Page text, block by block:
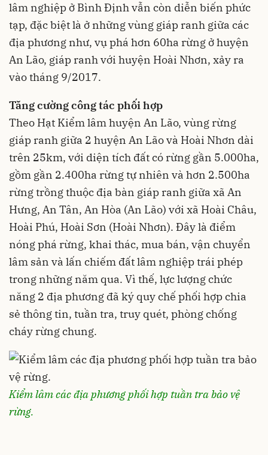
lâm nghiệp ở Bình Định vẫn còn diễn biến phức
tạp, đặc biệt là ở những vùng giáp ranh giữa các
địa phương như, vụ phá hơn 60ha rừng ở huyện
An Lão, giáp ranh với huyện Hoài Nhơn, xảy ra
vào tháng 9/2017.
Tăng cường công tác phối hợp
Theo Hạt Kiểm lâm huyện An Lão, vùng rừng
giáp ranh giữa 2 huyện An Lão và Hoài Nhơn dài
trên 25km, với diện tích đất có rừng gần 5.000ha,
gồm gần 2.400ha rừng tự nhiên và hơn 2.500ha
rừng trồng thuộc địa bàn giáp ranh giữa xã An
Hưng, An Tân, An Hòa (An Lão) với xã Hoài Châu,
Hoài Phú, Hoài Sơn (Hoài Nhơn). Đây là điểm
nóng phá rừng, khai thác, mua bán, vận chuyển
lâm sản và lấn chiếm đất lâm nghiệp trái phép
trong những năm qua. Vì thế, lực lượng chức
năng 2 địa phương đã ký quy chế phối hợp chia
sẻ thông tin, tuần tra, truy quét, phòng chống
cháy rừng chung.
Kiểm lâm các địa phương phối hợp tuần tra bảo vệ
rừng.